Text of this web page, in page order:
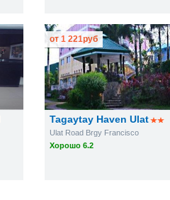
Tagaytay Haven Ulat
Ulat Road Brgy Francisco
Хорошо 6.2
от1 221руб